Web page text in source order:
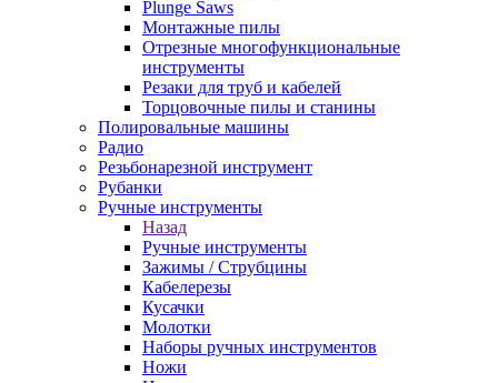
Plunge Saws
Монтажные пилы
Отрезные многофункциональные
инструменты
Резаки для труб и кабелей
Торцовочные пилы и станины
Полировальные машины
Радио
Резьбонарезной инструмент
Рубанки
Ручные инструменты
Назад
Ручные инструменты
Зажимы / Струбцины
Кабелерезы
Кусачки
Молотки
Наборы ручных инструментов
Ножи